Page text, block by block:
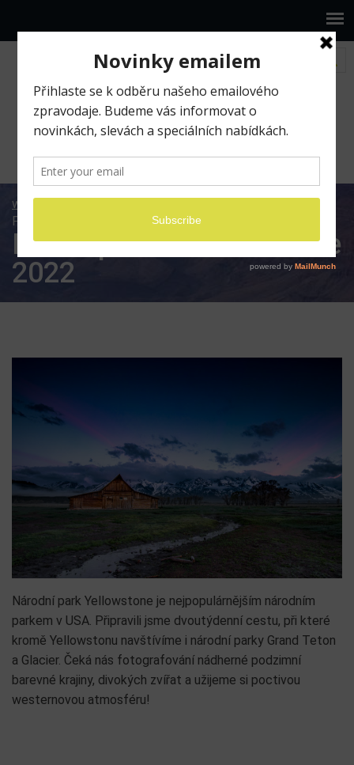
www.ilumio.cz
Fotoexpedice Yellowstone 2022
Fotoexpedice Yellowstone
2022
Národní park Yellowstone je nejpopulárnějším národním
parkem v USA. Připravili jsme dvoutýdenní cestu, při které
kromě Yellowstonu navštívíme i národní parky Grand Teton
a Glacier. Čeká nás fotografování nádherné podzimní
barevné krajiny, divokých zvířat a užijeme si poctivou
westernovou atmosféru!